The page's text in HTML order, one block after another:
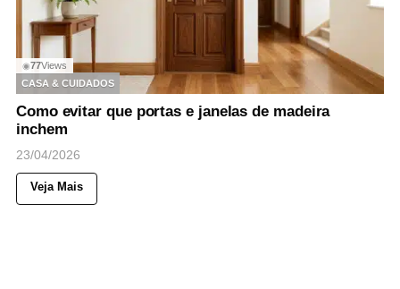
◉77Views
CASA & CUIDADOS
Como evitar que portas e janelas de madeira
inchem
23/04/2026
Veja Mais